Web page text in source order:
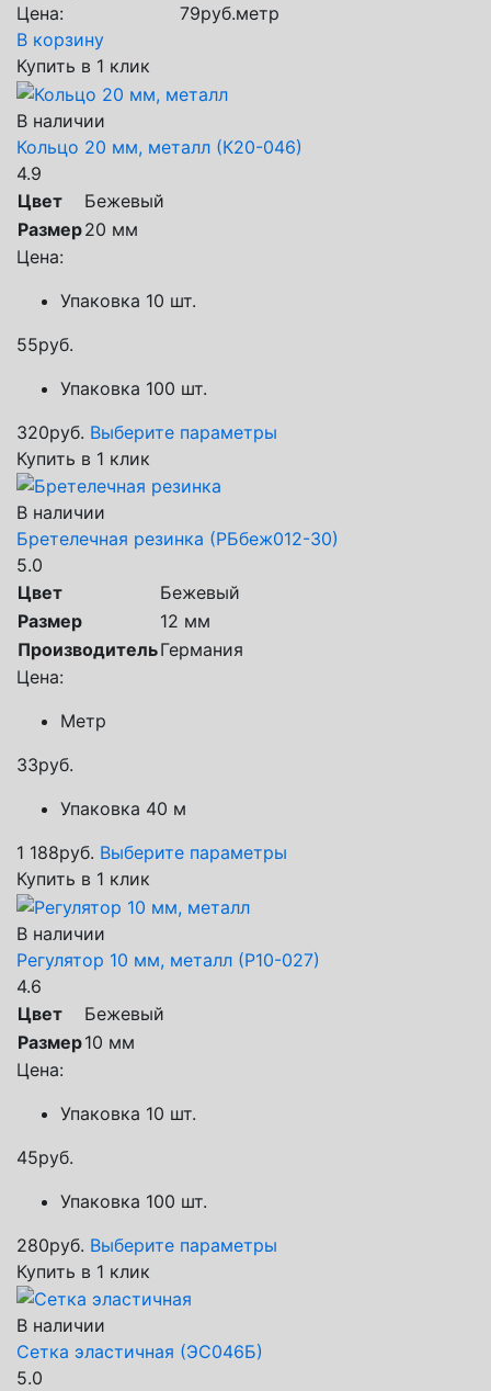
Цена:
79руб.метр
В корзину
Купить в 1 клик
В наличии
Кольцо 20 мм, металл (К20-046)
4.9
Цвет
Бежевый
Размер20 мм
Цена:
Упаковка 10 шт.
55руб.
Упаковка 100 шт.
320руб. Выберите параметры
Купить в 1 клик
В наличии
Бретелечная резинка (РБбеж012-30)
5.0
Цвет
Бежевый
Размер
12 мм
ПроизводительГермания
Цена:
Метр
33руб.
Упаковка 40 м
1 188руб. Выберите параметры
Купить в 1 клик
В наличии
Регулятор 10 мм, металл (Р10-027)
4.6
Цвет
Бежевый
Размер10 мм
Цена:
Упаковка 10 шт.
45руб.
Упаковка 100 шт.
280руб. Выберите параметры
Купить в 1 клик
В наличии
Сетка эластичная (ЭС046Б)
5.0